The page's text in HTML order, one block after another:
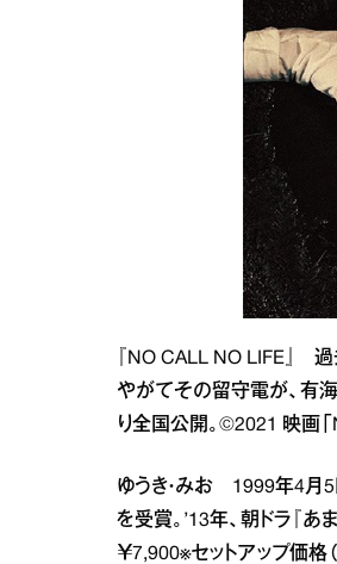
『NO CALL NO LIFE』
やがてその留守電が、有
り全国公開。©2021 映画
ゆうき・みお 1999年4月5
を受賞。’13年、朝ドラ『
￥7,900※セットアップ価格